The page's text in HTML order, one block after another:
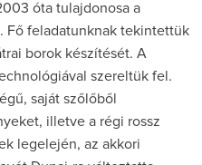
óta tulajdonosa a
Fő feladatunknak tekintettük
borok készítését. A
szereltük fel.
saját szőlőből
illetve a régi rossz
legelején, az akkori